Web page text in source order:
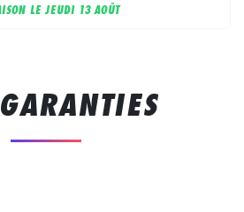
LEJEUDI 13 AOÛT